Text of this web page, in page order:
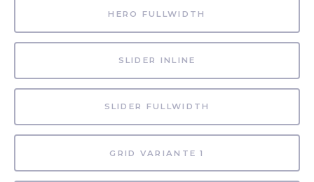
HERO FULLWIDTH
SLIDER INLINE
SLIDER FULLWIDTH
GRID VARIANTE 1